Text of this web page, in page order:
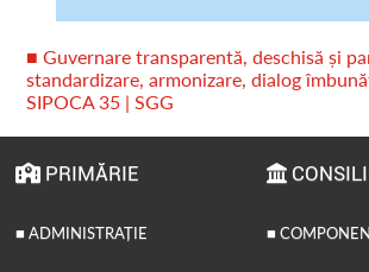
■ Guvernare transparentă, deschisă și
standardizare, armonizare, dialog
SIPOCA 35 | SGG
PRIMĂRIE
■ ADMINISTRAȚIE ■